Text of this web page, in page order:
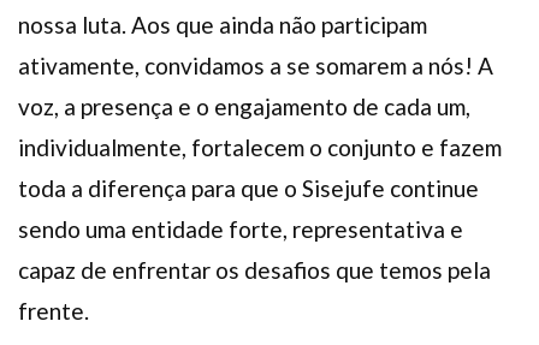
nossa luta. Aos que ainda não participam
ativamente, convidamos a se somarem a nós! A
voz, a presença e o engajamento de cada um,
individualmente, fortalecem o conjunto e fazem
toda a diferença para que o Sisejufe continue
sendo uma entidade forte, representativa e
capaz de enfrentar os desafios que temos pela
frente.